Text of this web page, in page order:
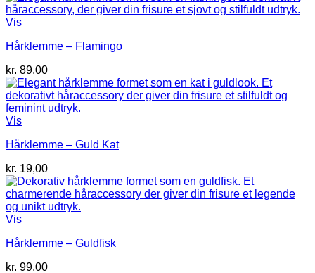
Vis
Hårklemme – Flamingo
kr. 89,00
Vis
Hårklemme – Guld Kat
kr. 19,00
Vis
Hårklemme – Guldfisk
kr. 99,00